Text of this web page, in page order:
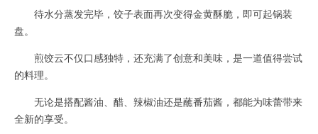
待水分蒸发完毕，饺子表面再次变得金黄酥脆，即可起锅装
盘。
煎饺云不仅口感独特，还充满了创意和美味，是一道值得尝试
的料理。
无论是搭配酱油、醋、辣椒油还是蘸番茄酱，都能为味蕾带来
全新的享受。